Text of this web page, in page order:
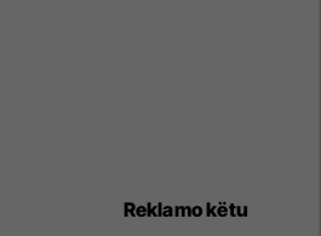
Reklamo këtu